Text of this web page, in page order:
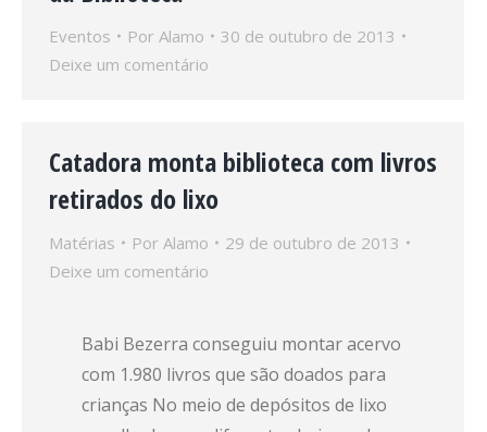
Eventos Por Alamo
30 de outubro de 2013
Deixe um comentário
Catadora monta biblioteca com livros
retirados do lixo
Matérias Por Alamo
29 de outubro de 2013
Deixe um comentário
Babi Bezerra conseguiu montar acervo
com 1.980 livros que são doados para
crianças No meio de depósitos de lixo